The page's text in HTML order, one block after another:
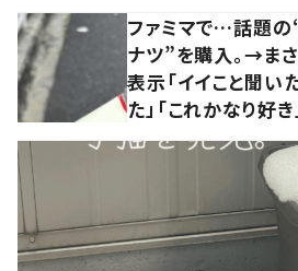
ファミマで…話題の
ナツ”を購入。→ま
表示「イイこと聞い
た」「これかなり好き